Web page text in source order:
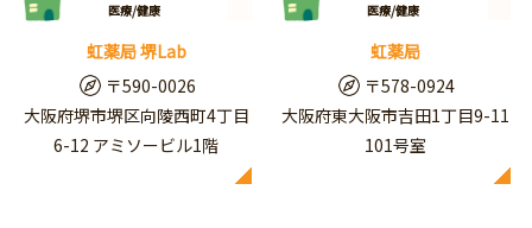
医療/健康
虹薬局 堺Lab
〒590-0026
大阪府堺市堺区向陵西町4丁目
6-12 アミソービル1階
医療/健康
虹薬局
〒578-0924
大阪府東大阪市吉田1丁目9-11
101号室